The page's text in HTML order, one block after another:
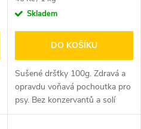
cena:Skladem
DO KOŠÍKU
Sušené dršťky 100g. Zdravá a
opravdu voňavá pochoutka pro
psy. Bez konzervantů a solí